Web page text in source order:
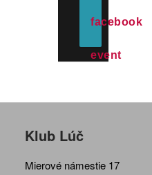
facebook
event
Klub Lúč
Mierové námestie 17